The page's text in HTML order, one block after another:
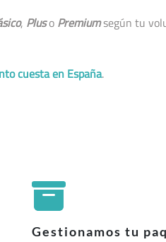
, Pluso Premiumsegún tu
cuesta en España.
Gestionamos tu